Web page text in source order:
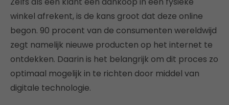
winkel afrekent, is de kans groot dat deze online
begon. 90 procent van de consumenten wereldwijd
zegt namelijk nieuwe producten op het internet te
ontdekken. Daarin is het belangrijk om dit proces zo
optimaal mogelijk in te richten door middel van
digitale technologie.